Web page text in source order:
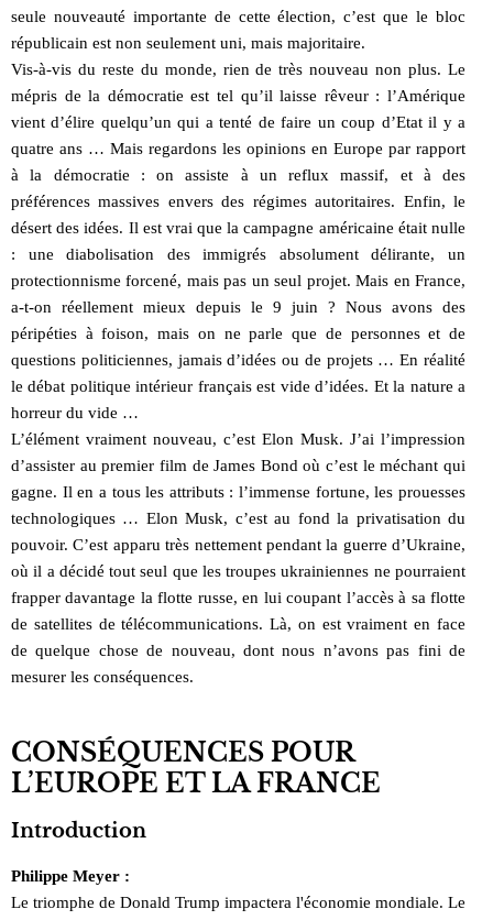
seule nouveauté importante de cette élection, c’est que le bloc
républicain est non seulement uni, mais majoritaire.
Vis-à-vis du reste du monde, rien de très nouveau non plus. Le
mépris de la démocratie est tel qu’il laisse rêveur : l’Amérique
vient d’élire quelqu’un qui a tenté de faire un coup d’Etat il y a
quatre ans … Mais regardons les opinions en Europe par rapport
à la démocratie : on assiste à un reflux massif, et à des
préférences massives envers des régimes autoritaires. Enfin, le
désert des idées. Il est vrai que la campagne américaine était nulle
: une diabolisation des immigrés absolument délirante, un
protectionnisme forcené, mais pas un seul projet. Mais en France,
a-t-on réellement mieux depuis le 9 juin ? Nous avons des
péripéties à foison, mais on ne parle que de personnes et de
questions politiciennes, jamais d’idées ou de projets … En réalité
le débat politique intérieur français est vide d’idées. Et la nature a
horreur du vide …
L’élément vraiment nouveau, c’est Elon Musk. J’ai l’impression
d’assister au premier film de James Bond où c’est le méchant qui
gagne. Il en a tous les attributs : l’immense fortune, les prouesses
technologiques … Elon Musk, c’est au fond la privatisation du
pouvoir. C’est apparu très nettement pendant la guerre d’Ukraine,
où il a décidé tout seul que les troupes ukrainiennes ne pourraient
frapper davantage la flotte russe, en lui coupant l’accès à sa flotte
de satellites de télécommunications. Là, on est vraiment en face
de quelque chose de nouveau, dont nous n’avons pas fini de
mesurer les conséquences.
CONSÉQUENCES POUR
L’EUROPE ET LA FRANCE
Introduction
Philippe Meyer :
Le triomphe de Donald Trump impactera l'économie mondiale. Le